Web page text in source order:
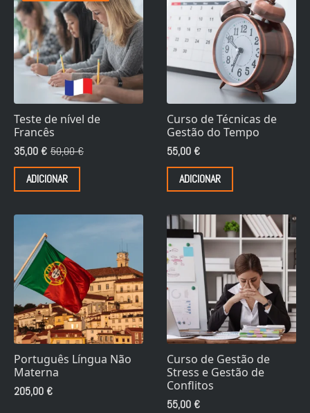
Teste de nível de
Francês
50,00€
O
preço
original
era:
35,00 €
O
preço
atual
é:
ADICIONAR
Curso de Técnicas de
Gestão do Tempo
55,00 €
ADICIONAR
Português Língua Não
Materna
205,00 €
Curso de Gestão de
Stress e Gestão de
Conflitos
55,00 €